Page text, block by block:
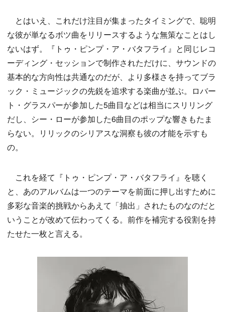
とはいえ、これだけ注目が集まったタイミングで、聡明
な彼が単なるボツ曲をリリースするような無策なことはし
ないはず。『トゥ・ピンプ・ア・バタフライ』と同じレコ
ーディング・セッションで制作されただけに、サウンドの
基本的な方向性は共通なのだが、より多様さを持ってブラ
ック・ミュージックの先鋭を追求する楽曲が並ぶ。ロバー
ト・グラスパーが参加した5曲目などは相当にスリリング
だし、シー・ローが参加した6曲目のポップな響きもたま
らない。リリックのシリアスな洞察も彼の才能を示すも
の。
これを経て『トゥ・ピンプ・ア・バタフライ』を聴く
と、あのアルバムは一つのテーマを前面に押し出すために
多彩な音楽的挑戦からあえて「抽出」されたものなのだと
いうことが改めて伝わってくる。前作を補完する役割を持
たせた一枚と言える。